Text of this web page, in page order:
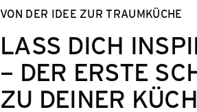
VON DER IDEE ZUR TRAUMKÜCHE
LASS DICH
– DER ERSTE
ZU DEINER